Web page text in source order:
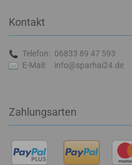
Kontakt
Telefon: 06833 89 47 593
E-Mail:
info@sparhai24.de
Zahlungsarten